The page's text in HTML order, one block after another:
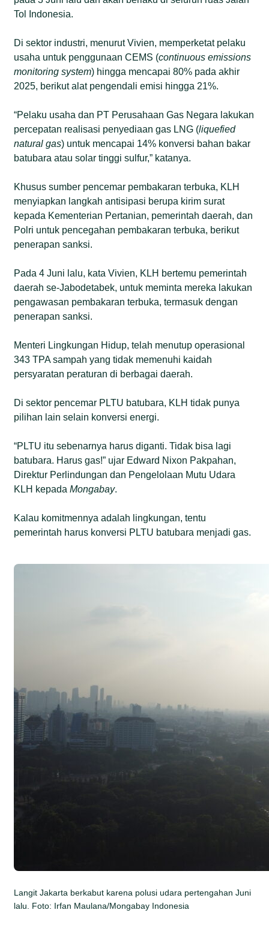
Tol Indonesia.
Di sektor industri, menurut Vivien, memperketat pelaku
usaha untuk penggunaan CEMS (continuous emissions
monitoring system) hingga mencapai 80% pada akhir
2025, berikut alat pengendali emisi hingga 21%.
“Pelaku usaha dan PT Perusahaan Gas Negara lakukan
percepatan realisasi penyediaan gas LNG (liquefied
natural gas) untuk mencapai 14% konversi bahan bakar
batubara atau solar tinggi sulfur,” katanya.
Khusus sumber pencemar pembakaran terbuka, KLH
menyiapkan langkah antisipasi berupa kirim surat
kepada Kementerian Pertanian, pemerintah daerah, dan
Polri untuk pencegahan pembakaran terbuka, berikut
penerapan sanksi.
Pada 4 Juni lalu, kata Vivien, KLH bertemu pemerintah
daerah se-Jabodetabek, untuk meminta mereka lakukan
pengawasan pembakaran terbuka, termasuk dengan
penerapan sanksi.
Menteri Lingkungan Hidup, telah menutup operasional
343 TPA sampah yang tidak memenuhi kaidah
persyaratan peraturan di berbagai daerah.
Di sektor pencemar PLTU batubara, KLH tidak punya
pilihan lain selain konversi energi.
“PLTU itu sebenarnya harus diganti. Tidak bisa lagi
batubara. Harus gas!” ujar Edward Nixon Pakpahan,
Direktur Perlindungan dan Pengelolaan Mutu Udara
KLH kepadaMongabay.
Kalau komitmennya adalah lingkungan, tentu
pemerintah harus konversi PLTU batubara menjadi gas.
Langit Jakarta berkabut karena polusi udara pertengahan Juni
lalu. Foto: Irfan Maulana/Mongabay Indonesia